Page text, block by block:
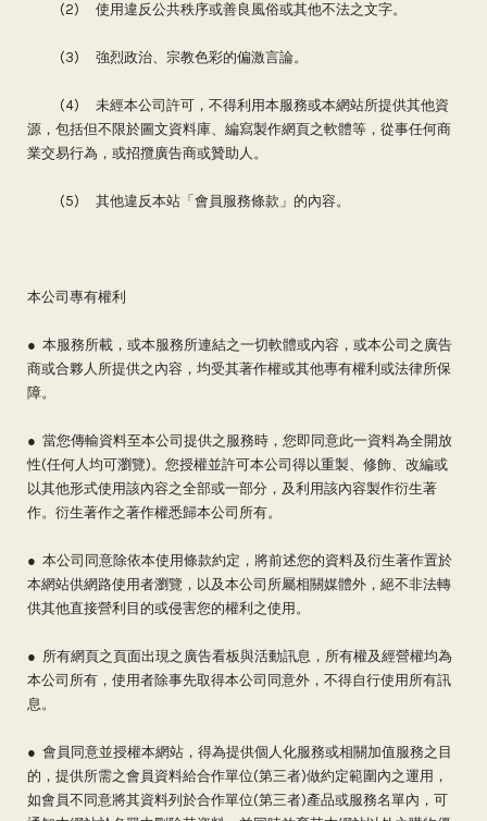
(2) 使用違反公共秩序或善良風俗或其他不法之文字。
(3) 強烈政治、宗教色彩的偏激言論。
(4) 未經本公司許可，不得利用本服務或本網站所提供其他資
源，包括但不限於圖文資料庫、編寫製作網頁之軟體等，從事任何商
業交易行為，或招攬廣告商或贊助人。
(5) 其他違反本站「會員服務條款」的內容。
本公司專有權利
● 本服務所載，或本服務所連結之一切軟體或內容，或本公司之廣告
商或合夥人所提供之內容，均受其著作權或其他專有權利或法律所保
障。
● 當您傳輸資料至本公司提供之服務時，您即同意此一資料為全開放
性(任何人均可瀏覽)。您授權並許可本公司得以重製、修飾、改編或
以其他形式使用該內容之全部或一部分，及利用該內容製作衍生著
作。衍生著作之著作權悉歸本公司所有。
● 本公司同意除依本使用條款約定，將前述您的資料及衍生著作置於
本網站供網路使用者瀏覽，以及本公司所屬相關媒體外，絕不非法轉
供其他直接營利目的或侵害您的權利之使用。
● 所有網頁之頁面出現之廣告看板與活動訊息，所有權及經營權均為
本公司所有，使用者除事先取得本公司同意外，不得自行使用所有訊
息。
● 會員同意並授權本網站，得為提供個人化服務或相關加值服務之目
的，提供所需之會員資料給合作單位(第三者)做約定範圍內之運用，
如會員不同意將其資料列於合作單位(第三者)產品或服務名單內，可